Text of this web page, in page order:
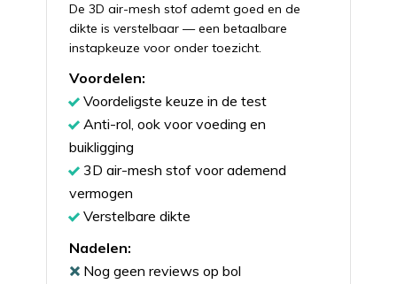
De 3D air-mesh stof ademt goed en de
dikte is verstelbaar — een betaalbare
instapkeuze voor onder toezicht.
Voordelen:
Voordeligste keuze in de test
Anti-rol, ook voor voeding en
buikligging
3D air-mesh stof voor ademend
vermogen
Verstelbare dikte
Nadelen:
Nog geen reviews op bol